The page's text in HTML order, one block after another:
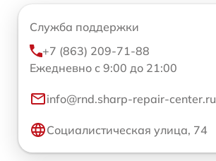
Служба поддержки
+7 (863) 209-71-88
Ежедневно с 9:00 до 21:00
info@rnd.sharp-repair-center.ru
Социалистическая улица, 74